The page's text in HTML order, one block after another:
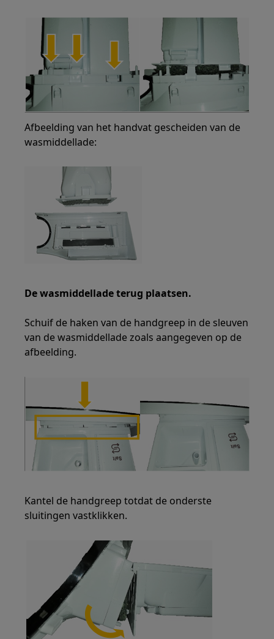
Afbeelding van het handvat gescheiden van de
wasmiddellade:
De wasmiddellade terug plaatsen.
Schuif de haken van de handgreep in de sleuven
van de wasmiddellade zoals aangegeven op de
afbeelding.
Kantel de handgreep totdat de onderste
sluitingen vastklikken.